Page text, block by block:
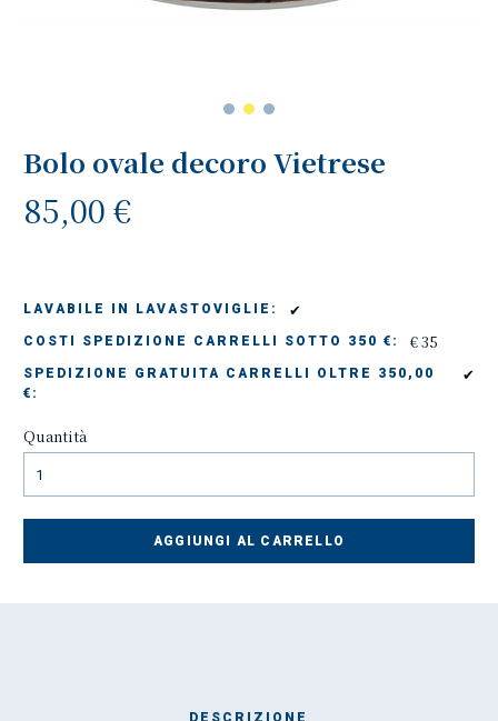
Bolo ovale decoro Vietrese
85,00 €
LAVABILE IN LAVASTOVIGLIE: ✔
COSTI SPEDIZIONE CARRELLI SOTTO 350 €: € 35
SPEDIZIONE GRATUITA CARRELLI OLTRE 350,00
€:
✔
Quantità
AGGIUNGI AL CARRELLO